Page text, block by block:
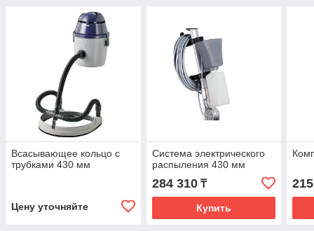
Всасывающее кольцо с
трубками 430 мм
Цену уточняйте
Система электрического
распыления 430 мм
284 310₸
Купить